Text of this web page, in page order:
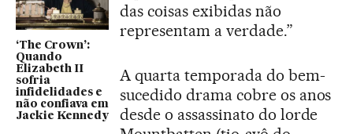
‘The Crown’:
Quando
Elizabeth II
sofria
infidelidades e
não confiava em
Jackie Kennedy
das coisas exibidas não
representam a verdade.”
A quarta temporada do bem-
sucedido drama cobre os anos
desde o assassinato do lorde